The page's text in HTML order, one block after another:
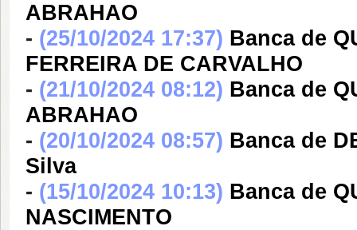
ABRAHAO
- (25/10/2024 17:37) Banca de
FERREIRA DE CARVALHO
- (21/10/2024 08:12) Banca de
ABRAHAO
- (20/10/2024 08:57) Banca de
Silva
- (15/10/2024 10:13) Banca de
NASCIMENTO